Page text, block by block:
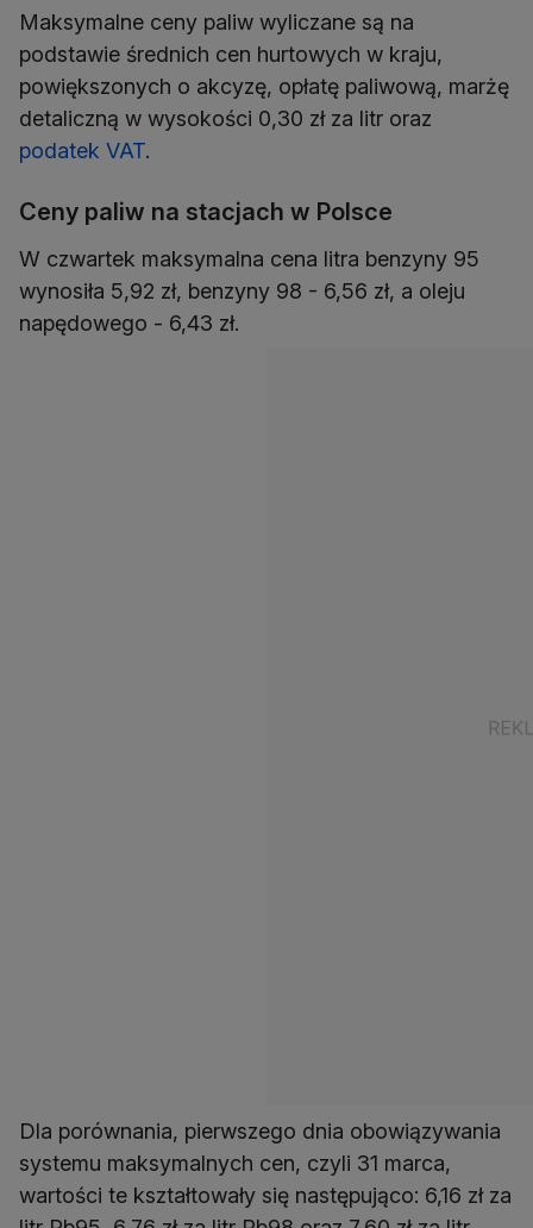
Maksymalne ceny paliw wyliczane są na
podstawie średnich cen hurtowych w kraju,
powiększonych o akcyzę, opłatę paliwową, marżę
detaliczną w wysokości 0,30 zł za litr oraz
podatek VAT.
Ceny paliw na stacjach w Polsce
W czwartek maksymalna cena litra benzyny 95
wynosiła 5,92 zł, benzyny 98 - 6,56 zł, a oleju
napędowego - 6,43 zł.
Dla porównania, pierwszego dnia obowiązywania
systemu maksymalnych cen, czyli 31 marca,
wartości te kształtowały się następująco: 6,16 zł za